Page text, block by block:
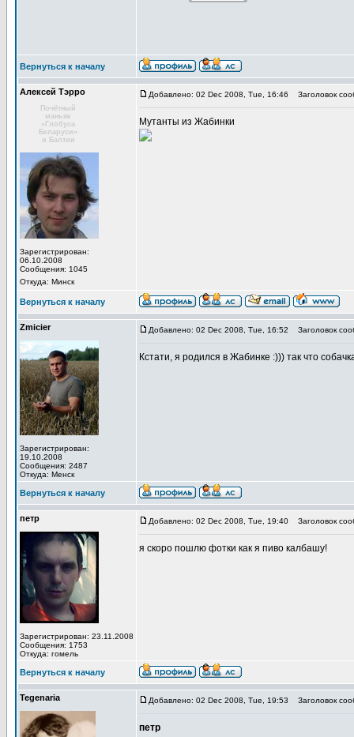
Вернуться к началу
Алексей Тэрро
Почётный
маньяк
«Глобуса
Беларуси»
и Балтии
Зарегистрирован:
06.10.2008
Сообщения: 1045
Откуда: Минск
Добавлено: 02 Dec 2008, Tue, 16:46 Заголовок
Мутанты из Жабинки
Вернуться к началу
Zmicier
Зарегистрирован:
19.10.2008
Сообщения: 2487
Откуда: Менск
Добавлено: 02 Dec 2008, Tue, 16:52 Заголовок
Кстати, я родился в Жабинке :))) так что
Вернуться к началу
петр
Зарегистрирован: 23.11.2008
Сообщения: 1753
Откуда: гомель
Добавлено: 02 Dec 2008, Tue, 19:40 Заголовок
я скоро пошлю фотки как я пиво калбашу!
Вернуться к началу
Tegenaria Добавлено: 02 Dec 2008, Tue, 19:53 Заголовок
петр